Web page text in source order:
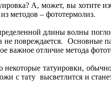
А, может, вы хотите
методов – фототермолиз.
длины волны
повреждается. Основные
важное отличие метода
некоторые татуировки,
с тату высветлится и